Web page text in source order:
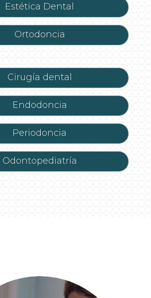
Estética Dental
Ortodoncia
Cirugía dental
Endodoncia
Periodoncia
Odontopediatría